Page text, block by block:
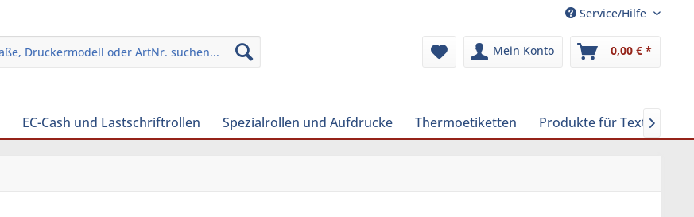
Service/Hilfe
Mein Konto 0,00 € *
EC-Cash und Lastschriftrollen Spezialrollen und Aufdrucke Thermoetiketten Produkte für 